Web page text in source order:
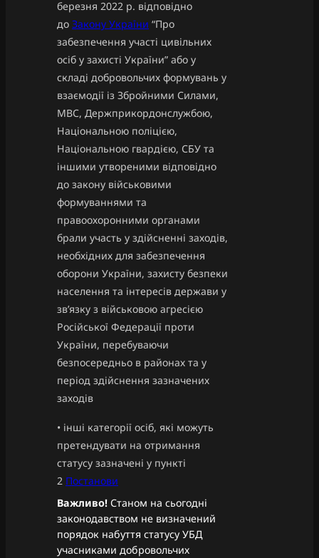
березня 2022 р. відповідно
до Закону України “Про
забезпечення участі цивільних
осіб у захисті України” або у
складі добровольчих формувань у
взаємодії із Збройними Силами,
МВС, Держприкордонслужбою,
Національною поліцією,
Національною гвардією, СБУ та
іншими утвореними відповідно
до закону військовими
формуваннями та
правоохоронними органами
брали участь у здійсненні заходів,
необхідних для забезпечення
оборони України, захисту безпеки
населення та інтересів держави у
зв’язку з військовою агресією
Російської Федерації проти
України, перебуваючи
безпосередньо в районах та у
період здійснення зазначених
заходів
• інші категорії осіб, які можуть
претендувати на отримання
статусу зазначені у пункті
2 Постанови
Важливо! Станом на сьогодні
законодавством не визначений
порядок набуття статусу УБД
учасниками добровольчих